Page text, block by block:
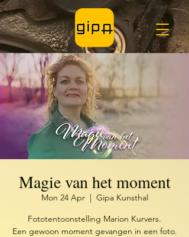
Magie van het moment
Mon 24 Apr
  |
Gipa Kunsthal
Fototentoonstelling Marion Kurvers.
Een gewoon moment gevangen in een foto.